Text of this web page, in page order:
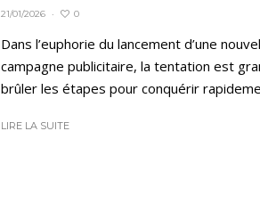
21/01/2026 · 0
Dans l’euphorie du lancement d’une
campagne publicitaire, la tentation est
brûler les étapes pour conquérir
LIRE LA SUITE